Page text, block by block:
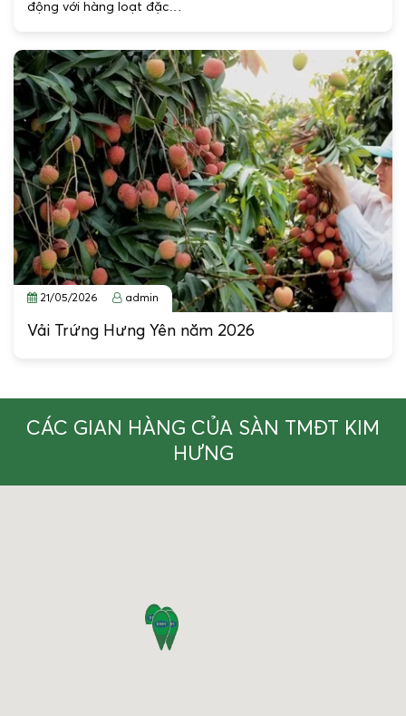
động với hàng loạt đặc…
21/05/2026 admin
Vải Trứng Hưng Yên năm 2026
CÁC GIAN HÀNG CỦA SÀN TMĐT KIM
HƯNG